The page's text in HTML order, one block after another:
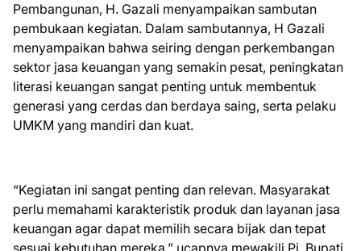
Pembangunan, H. Gazali menyampaikan sambutan
pembukaan kegiatan. Dalam sambutannya, H Gazali
menyampaikan bahwa seiring dengan perkembangan
sektor jasa keuangan yang semakin pesat, peningkatan
literasi keuangan sangat penting untuk membentuk
generasi yang cerdas dan berdaya saing, serta pelaku
UMKM yang mandiri dan kuat.
“Kegiatan ini sangat penting dan relevan. Masyarakat
perlu memahami karakteristik produk dan layanan jasa
keuangan agar dapat memilih secara bijak dan tepat
sesuai kebutuhan mereka,” ucapnya mewakili Pj. Bupati